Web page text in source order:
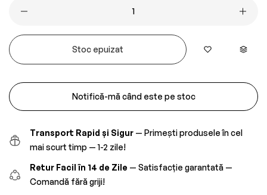
Stoc epuizat
Notifică-mă când este pe stoc
Transport Rapid și Sigur — Primești produsele în cel
mai scurt timp — 1-2 zile!
Retur Facil în 14 de Zile — Satisfacție garantată —
Comandă fără griji!